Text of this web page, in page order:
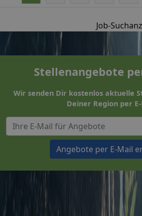
Job-
Stellenangebote
Wir senden Dir kostenlos aktuelle
Deiner Region per
Angebote per E-Mail